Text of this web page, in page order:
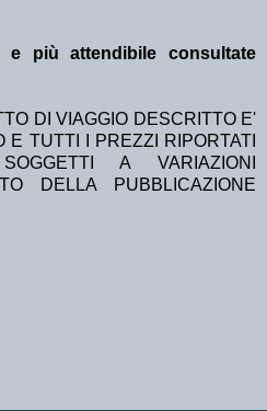
e più attendibile consultate
DI VIAGGIO DESCRITTO E'
E TUTTI I PREZZI RIPORTATI
A VARIAZIONI
DELLA PUBBLICAZIONE